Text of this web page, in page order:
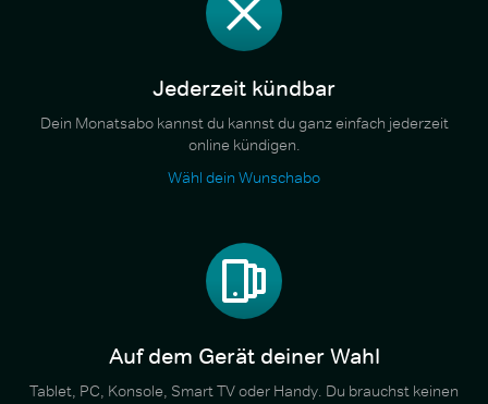
Jederzeit kündbar
Dein Monatsabo kannst du kannst du ganz einfach jederzeit
online kündigen.
Wähl dein Wunschabo
Auf dem Gerät deiner Wahl
Tablet, PC, Konsole, Smart TV oder Handy. Du brauchst keinen